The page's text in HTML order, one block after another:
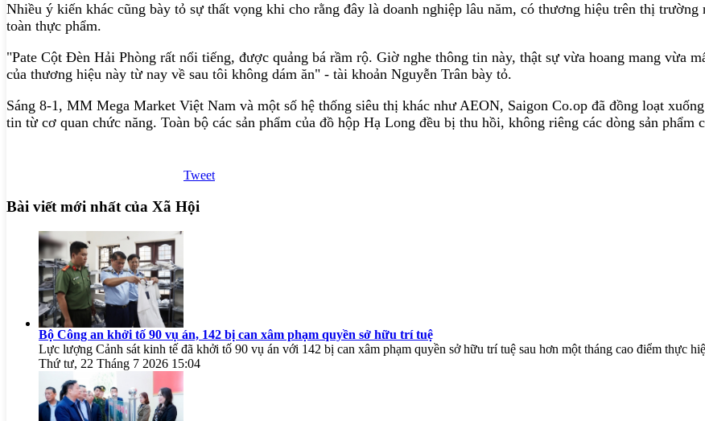
Nhiều ý kiến khác cũng bày tỏ sự thất vọng khi cho rằng đây là doanh nghiệp lâu năm, có thương hiệu trên thị
toàn thực phẩm.
"Pate Cột Đèn Hải Phòng rất nổi tiếng, được quảng bá rầm rộ. Giờ nghe thông tin này, thật sự vừa hoang mang vừa
của thương hiệu này từ nay về sau tôi không dám ăn" - tài khoản Nguyễn Trân bày tỏ.
Sáng 8-1, MM Mega Market Việt Nam và một số hệ thống siêu thị khác như AEON, Saigon Co.op đã đồng loạt
tin từ cơ quan chức năng. Toàn bộ các sản phẩm của đồ hộp Hạ Long đều bị thu hồi, không riêng các dòng sản phẩm
Tweet
Bài viết mới nhất của Xã Hội
Bộ Công an khởi tố 90 vụ án, 142 bị can xâm phạm quyền sở hữu trí tuệ
Lực lượng Cảnh sát kinh tế đã khởi tố 90 vụ án với 142 bị can xâm phạm quyền sở hữu trí tuệ sau hơn một tháng cao điểm thực
Thứ tư, 22 Tháng 7 2026 15:04